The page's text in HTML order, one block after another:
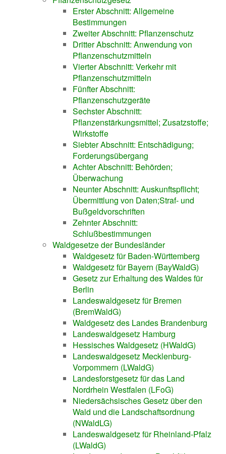
Erster Abschnitt: Allgemeine
Bestimmungen
Zweiter Abschnitt: Pflanzenschutz
Dritter Abschnitt: Anwendung von
Pflanzenschutzmitteln
Vierter Abschnitt: Verkehr mit
Pflanzenschutzmitteln
Fünfter Abschnitt:
Pflanzenschutzgeräte
Sechster Abschnitt:
Pflanzenstärkungsmittel; Zusatzstoffe;
Wirkstoffe
Siebter Abschnitt: Entschädigung;
Forderungsübergang
Achter Abschnitt: Behörden;
Überwachung
Neunter Abschnitt: Auskunftspflicht;
Übermittlung von Daten;Straf- und
Bußgeldvorschriften
Zehnter Abschnitt:
Schlußbestimmungen
Waldgesetze der Bundesländer
Waldgesetz für Baden-Württemberg
Waldgesetz für Bayern (BayWaldG)
Gesetz zur Erhaltung des Waldes für
Berlin
Landeswaldgesetz für Bremen
(BremWaldG)
Waldgesetz des Landes Brandenburg
Landeswaldgesetz Hamburg
Hessisches Waldgesetz (HWaldG)
Landeswaldgesetz Mecklenburg-
Vorpommern (LWaldG)
Landesforstgesetz für das Land
Nordrhein Westfalen (LFoG)
Niedersächsisches Gesetz über den
Wald und die Landschaftsordnung
(NWaldLG)
Landeswaldgesetz für Rheinland-Pfalz
(LWaldG)